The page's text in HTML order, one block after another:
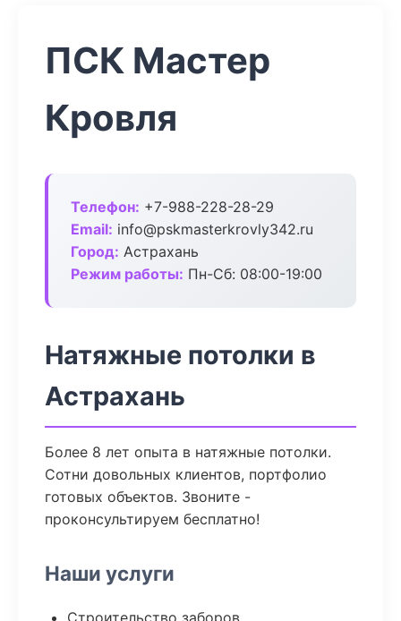
ПСК Мастер
Кровля
Телефон: +7-988-228-28-29
Email: info@pskmasterkrovly342.ru
Город: Астрахань
Режим работы: Пн-Сб: 08:00-19:00
Натяжные потолки в
Астрахань
Более 8 лет опыта в натяжные потолки.
Сотни довольных клиентов, портфолио
готовых объектов. Звоните -
проконсультируем бесплатно!
Наши услуги
Строительство заборов